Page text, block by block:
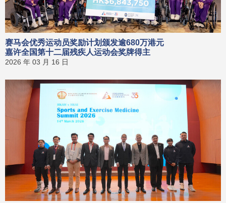
赛马会优秀运动员奖励计划颁发逾680万港元
嘉许全国第十二届残疾人运动会奖牌得主
2026 年 03 月 16 日